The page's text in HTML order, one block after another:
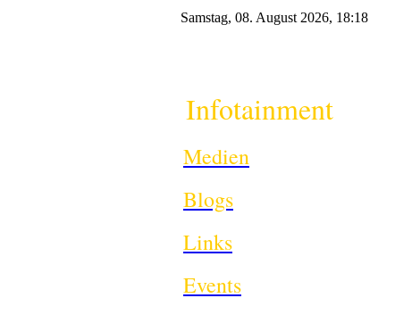
Samstag, 08. August 2026, 18:18
Infotainment
Medien
Blogs
Links
Events